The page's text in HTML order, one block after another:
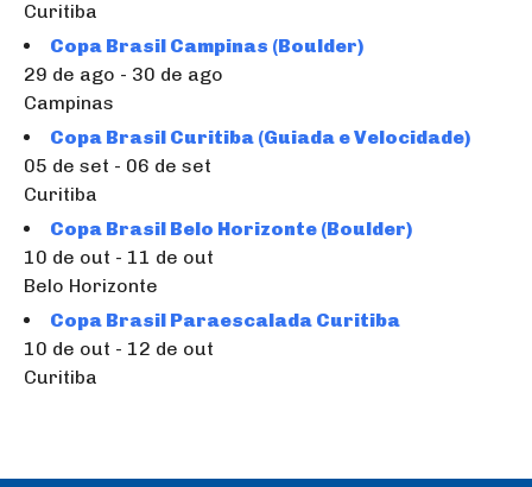
Curitiba
Copa Brasil Campinas (Boulder)
29 de ago - 30 de ago
Campinas
Copa Brasil Curitiba (Guiada e Velocidade)
05 de set - 06 de set
Curitiba
Copa Brasil Belo Horizonte (Boulder)
10 de out - 11 de out
Belo Horizonte
Copa Brasil Paraescalada Curitiba
10 de out - 12 de out
Curitiba